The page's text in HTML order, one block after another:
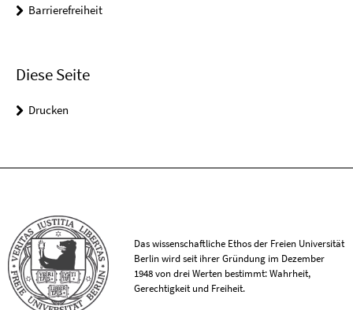
Barrierefreiheit
Diese Seite
Drucken
Das wissenschaftliche Ethos der Freien Universität
Berlin wird seit ihrer Gründung im Dezember
1948 von drei Werten bestimmt: Wahrheit,
Gerechtigkeit und Freiheit.